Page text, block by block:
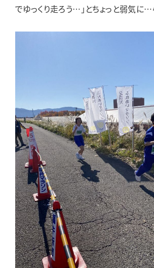
でゆっくり走ろう…」とちょっと弱気に